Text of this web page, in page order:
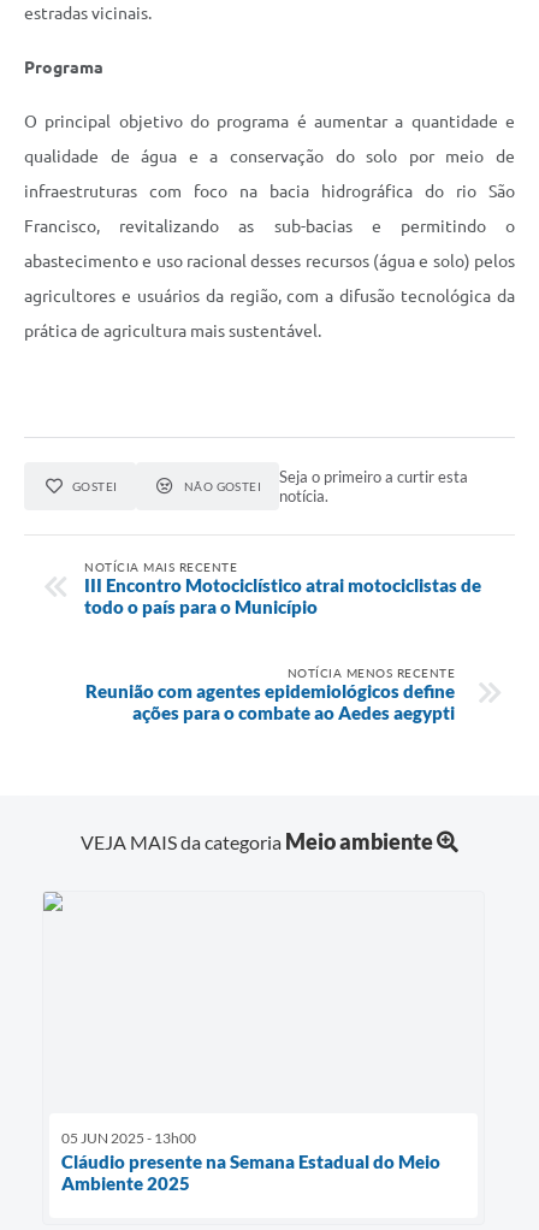
estradas vicinais.
Programa
O principal objetivo do programa é aumentar a quantidade e
qualidade de água e a conservação do solo por meio de
infraestruturas com foco na bacia hidrográfica do rio São
Francisco, revitalizando as sub-bacias e permitindo o
abastecimento e uso racional desses recursos (água e solo) pelos
agricultores e usuários da região, com a difusão tecnológica da
prática de agricultura mais sustentável.
GOSTEI NÃO GOSTEI
Seja o primeiro a curtir esta
notícia.
NOTÍCIA MAIS RECENTE
III Encontro Motociclístico atrai motociclistas de
todo o país para o Município
NOTÍCIA MENOS RECENTE
Reunião com agentes epidemiológicos define
ações para o combate ao Aedes aegypti
VEJA MAIS da categoria Meio ambiente
05 JUN 2025 - 13h00
Cláudio presente na Semana Estadual do Meio
Ambiente 2025